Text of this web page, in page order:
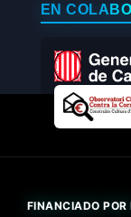
EN
FINANCIADO POR